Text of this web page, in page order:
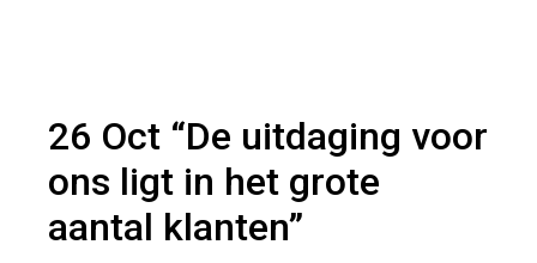
26 Oct “De uitdaging voor
ons ligt in het grote
aantal klanten”